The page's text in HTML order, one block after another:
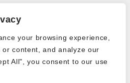
your browsing experience,
content, and analyze our
All", you consent to our use